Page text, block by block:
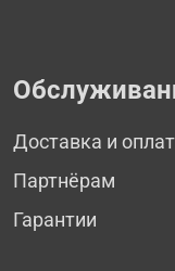
Доставка и
Партнёрам
Гарантии